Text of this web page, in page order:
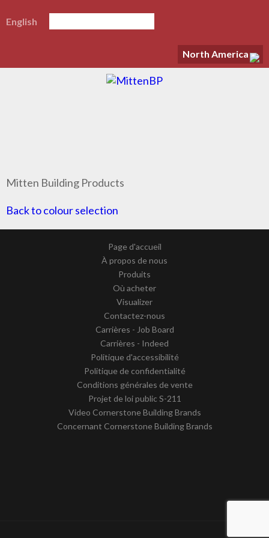
North America
English
Mitten Building Products
Back to colour selection
Page d'accueil
À propos de nous
Produits
Où acheter
Visualizer
Contactez-nous
Carrières - Job Board
Carrières - Indeed
Politique d'accessibilité
Politique de confidentialité
Conditions générales de vente
Projet de loi public S-211
Video Cornerstone Building Brands
Concernant Cornerstone Building Brands